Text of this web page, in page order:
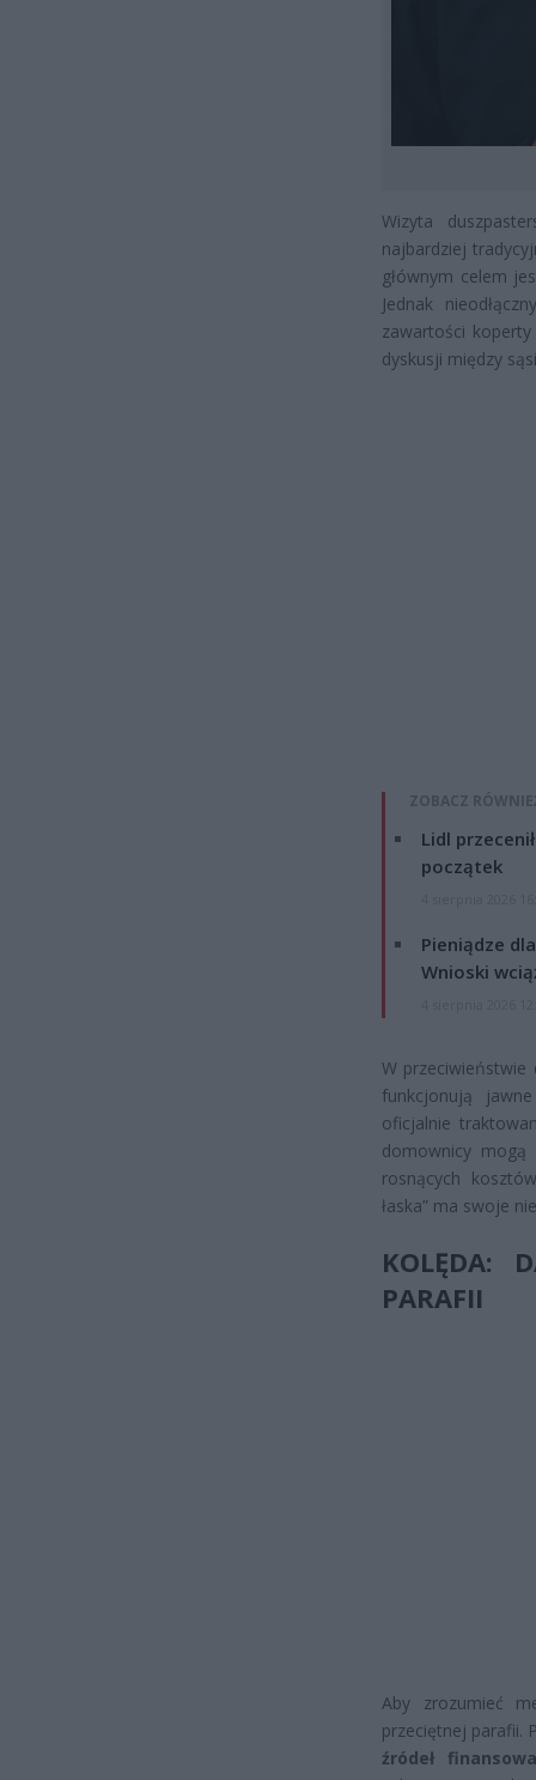
Wizyta
najbardziej
głównym celem
Jednak
zawartości
dyskusji między
ZOBACZ
Lidl
początek
Pieniądze
Wnioski
W przeciwieństwie
funkcjonują
oficjalnie
domownicy
rosnących
łaska” ma swoje
KOLĘDA:
PARAFII
Aby zrozumieć
przeciętnej parafii.
źródeł